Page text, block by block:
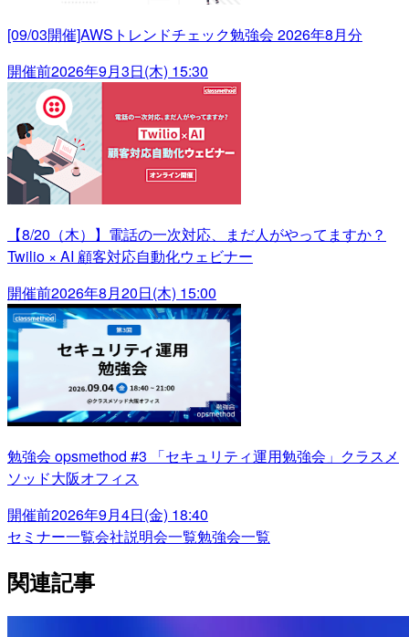
[09/03開催]AWSトレンドチェック勉強会 2026年8月分
開催前2026年9月3日(木) 15:30
【8/20（木）】電話の一次対応、まだ人がやってますか？
Twilio × AI 顧客対応自動化ウェビナー
開催前2026年8月20日(木) 15:00
勉強会 opsmethod #3 「セキュリティ運用勉強会」クラスメ
ソッド大阪オフィス
開催前2026年9月4日(金) 18:40
セミナー一覧会社説明会一覧勉強会一覧
関連記事